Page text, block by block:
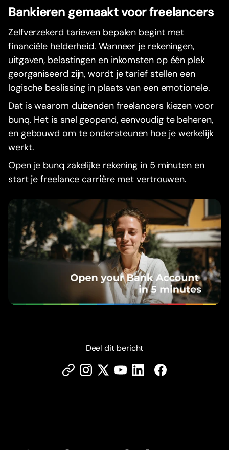
Bankieren gemaakt voor freelancers
Zelfverzekerd tarieven bepalen begint met
financiële helderheid. Wanneer je rekeningen,
uitgaven, belastingen en inkomsten op één plek
georganiseerd zijn, wordt je tarief stellen een
logische beslissing in plaats van een emotionele.
Dat is waarom duizenden freelancers kiezen voor
bunq. Het is snel geopend, eenvoudig te beheren,
en gebouwd om te ondersteunen hoe je werkelijk
werkt.
Open je bunq zakelijke rekening in 5 minuten en
start je freelance carrière met vertrouwen.
Deel dit bericht